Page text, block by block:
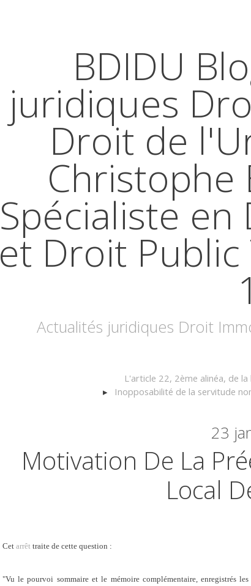
BDIDU
juridiques
Droit de
Christophe
Spécialiste
et Droit Public
Actualités juridiques Droit
L'article 22, 2ème alinéa, de
Inopposabilité de la servitude
23
Motivation De La
Local
Cet arrêt traite de cette question :
"Vu le pourvoi sommaire et le mémoire complémentaire, enregistrés